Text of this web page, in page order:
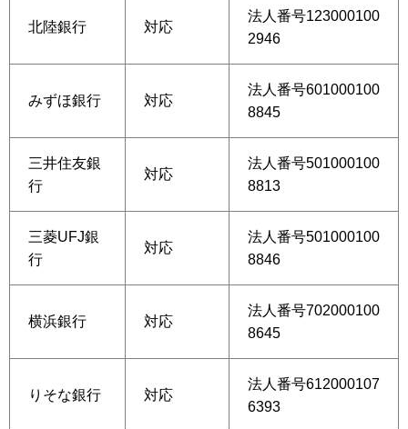
北陸銀行 対応
法人番号123000100
2946
みずほ銀行 対応
法人番号601000100
8845
三井住友銀
行
対応
法人番号501000100
8813
三菱UFJ銀
行
対応
法人番号501000100
8846
横浜銀行 対応
法人番号702000100
8645
りそな銀行 対応
法人番号612000107
6393